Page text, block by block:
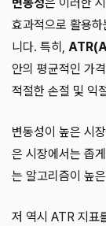
효과적으로 활용
니다. 특히,
안의 평균적인 가
적절한 손절 및 익
변동성이 높은 시
은 시장에서는 좁
는 알고리즘이 높
저 역시 ATR 지표